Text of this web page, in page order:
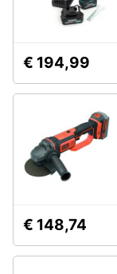
€ 194,99
€ 148,74